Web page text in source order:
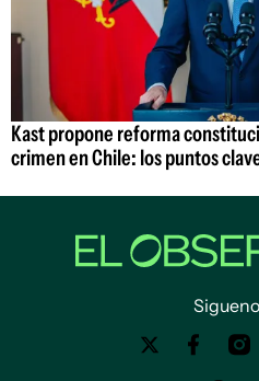
Kast propone reforma
crimen en Chile: los puntos